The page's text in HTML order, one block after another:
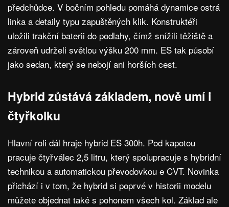
předchůdce. V bočním pohledu pomáhá dynamice ostrá
linka a detaily typu zapuštěných klik. Konstruktéři
uložili trakční baterii do podlahy, čímž snížili těžiště a
zároveň udrželi světlou výšku 200 mm. ES tak působí
jako sedan, který se nebojí ani horších cest.
Hybrid zůstává základem, nově umí i
čtyřkolku
Hlavní roli dál hraje hybrid ES 300h. Pod kapotou
pracuje čtyřválec 2,5 litru, který spolupracuje s hybridní
technikou a automatickou převodovkou e CVT. Novinka
přichází i v tom, že hybrid si poprvé v historii modelu
můžete objednat také s pohonem všech kol. Základ ale